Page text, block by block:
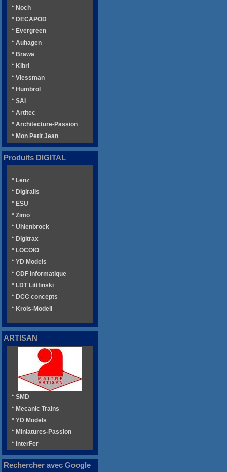
* Noch
* DECAPOD
* Evergreen
* Auhagen
* Brawa
* Kibri
* Viessman
* Humbrol
* SAI
* Artitec
* Architecture-Passion
* Mon Petit Jean
Produits DIGITAL
* Lenz
* Digirails
* ESU
* Zimo
* Uhlenbrock
* Digitrax
* LOCOIO
* YD Models
* CDF Informatique
* LDT Littfinski
* DCC concepts
* Krois-Modell
ARTISAN
* SMD
* Mecanic Trains
* YD Models
* Miniatures-Passion
* InterFer
Rechercher avec Google